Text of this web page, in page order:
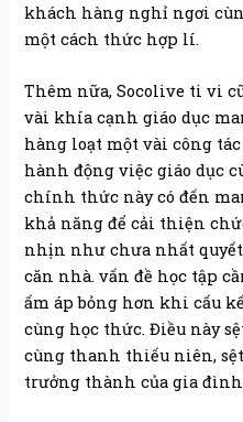
khách hàng nghỉ ngơi
một cách thức hợp lí.
Thêm nữa, Socolive ti vi
vài khía cạnh giáo dục
hàng loạt một vài công
hành động việc giáo dục
chính thức này có đến
khả năng để cải thiện
nhịn như chưa nhất
căn nhà. vấn đề học tập
ấm áp bỏng hơn khi cấu
cùng học thức. Điều này
cùng thanh thiếu niên,
trưởng thành của gia